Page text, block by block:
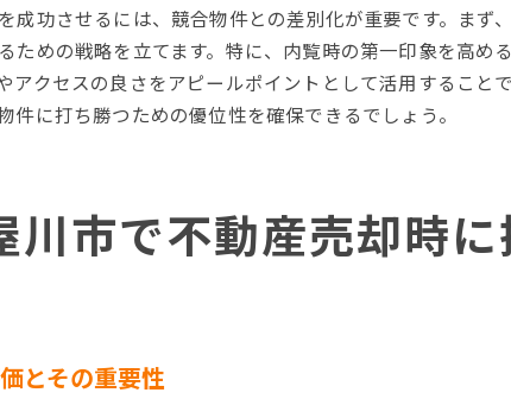
寝屋川市で高価格で不動産を売
地域特有の買い手ニーズを
効果的な価格設定と修正の
購入意欲を高める内覧の準備
地域市場における独自の売
成功させるには、競合物件との差別化が重要です。ま
ための戦略を立てます。特に、内覧時の第一印象を高
アクセスの良さをアピールポイントとして活用するこ
件に打ち勝つための優位性を確保できるでしょう。
川市で不動産売却時
とその重要性